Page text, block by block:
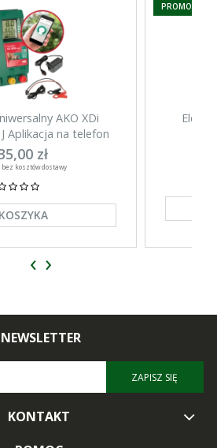
AKO XDi
Aplikacja na telefon
zł
bez kosztów dostawy
PROMOCJA
‹ ›
NEWSLETTER
ZAPISZ SIĘ
KONTAKT